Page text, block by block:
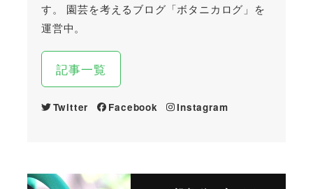
す。 園芸を考えるブログ「ボタニカログ」を
運営中。
記事一覧
Twitter Facebook Instagram